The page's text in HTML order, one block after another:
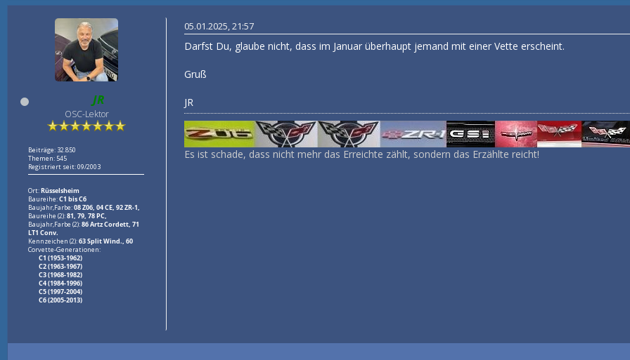
JR
OSC-Lektor
Beiträge: 32.850
Themen: 545
Registriert seit: 09/2003
Ort:Rüsselsheim
Baureihe:C1 bis C6
Baujahr,Farbe:08 Z06, 04 CE, 92 ZR-1,
Baureihe (2):81, 79, 78 PC,
Baujahr,Farbe (2):86 Artz Cordett, 71
LT1 Conv.
Kennzeichen (2):63 Split Wind., 60
Corvette-Generationen:
C1 (1953-1962)
C2 (1963-1967)
C3 (1968-1982)
C4 (1984-1996)
C5 (1997-2004)
C6 (2005-2013)
05.01.2025, 21:57
Darfst Du, glaube nicht, dass im Januar überhaupt jemand mit einer Vette erscheint.
Gruß
JR
Es ist schade, dass nicht mehr das Erreichte zählt, sondern das Erzählte reicht!